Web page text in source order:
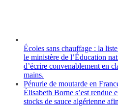
Écoles sans chauffage : la
le ministère de l’Éducation
d’écrire convenablement en
mains.
Pénurie de moutarde en
Élisabeth Borne s’est rendue
stocks de sauce algérienne